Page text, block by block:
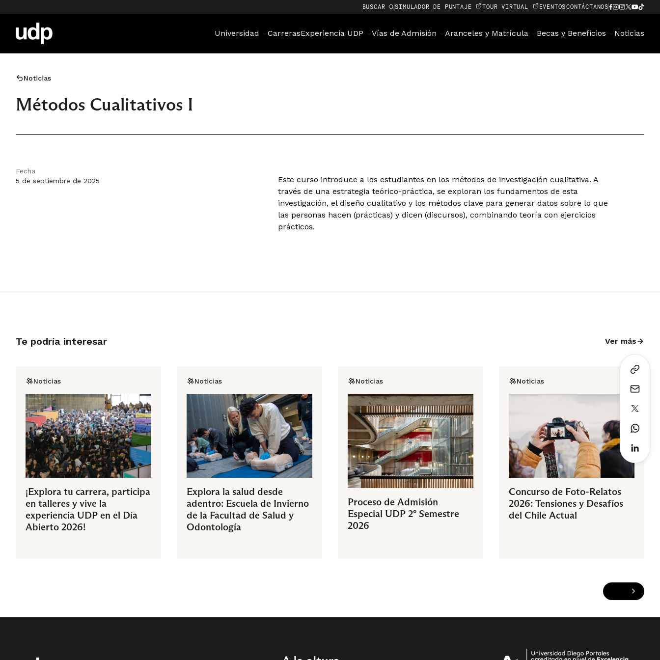
BUSCAR SIMULADOR DE PUNTAJE TOUR VIRTUAL EVENTOSCONTÁCTANOS
Universidad CarrerasExperiencia UDP Vías de Admisión Aranceles y Matrícula Becas y Beneficios Noticias
Noticias
Métodos Cualitativos I
Fecha
5 de septiembre de 2025
Este curso introduce a los estudiantes en los métodos de investigación cualitativa. A
través de una estrategia teórico-práctica, se exploran los fundamentos de esta
investigación, el diseño cualitativo y los métodos clave para generar datos sobre lo que
las personas hacen (prácticas) y dicen (discursos), combinando teoría con ejercicios
prácticos.
Te podría interesar Ver más
Noticias
¡Explora tu carrera, participa
en talleres y vive la
experiencia UDP en el Día
Abierto 2026!
Noticias
Explora la salud desde
adentro: Escuela de Invierno
de la Facultad de Salud y
Odontología
Noticias
Proceso de Admisión
Especial UDP 2° Semestre
2026
Noticias
Concurso de Foto-Relatos
2026: Tensiones y Desafíos
del Chile Actual